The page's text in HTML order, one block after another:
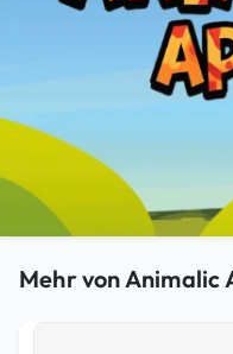
Mehr von Animalic